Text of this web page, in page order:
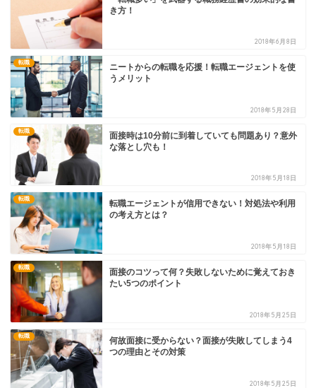
き方！
2018年6月8日
転職
ニートからの転職を応援！転職エージェントを使
うメリット
2018年5月28日
転職
面接時は10分前に到着していても問題あり？意外
な落とし穴も！
2018年5月18日
転職
転職エージェントが信用できない！対処法や利用
の考え方とは？
2018年5月18日
転職
面接のコツって何？失敗しないために覚えておき
たい5つのポイント
2018年5月25日
転職
何故面接に受からない？面接が失敗してしまう4
つの理由とその対策
2018年5月25日